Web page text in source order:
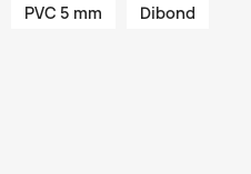
PVC 5 mm
Dibond